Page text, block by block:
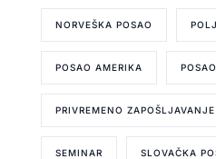
NORVEŠKA POSAO
POSAO AMERIKA
PRIVREMENO ZAPOŠLJAVANJE
SEMINAR SLOVAČKA